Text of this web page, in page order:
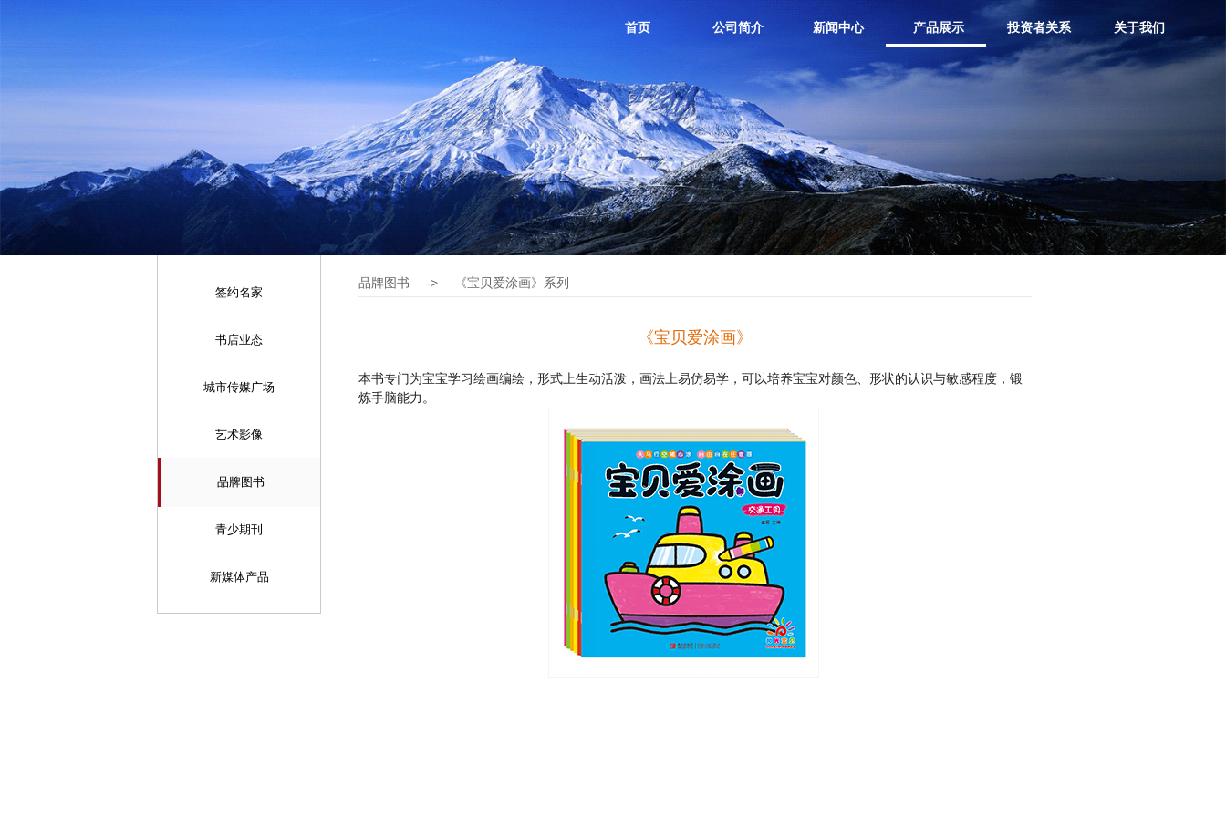
首页 公司简介 新闻中心 产品展示 投资者关系 关于我们
签约名家
书店业态
城市传媒广场
艺术影像
品牌图书
青少期刊
新媒体产品
品牌图书 -> 《宝贝爱涂画》系列
《宝贝爱涂画》
本书专门为宝宝学习绘画编绘，形式上生动活泼，画法上易仿易学，可以培养宝宝对颜色、形状的认识与敏感程度，锻
炼手脑能力。